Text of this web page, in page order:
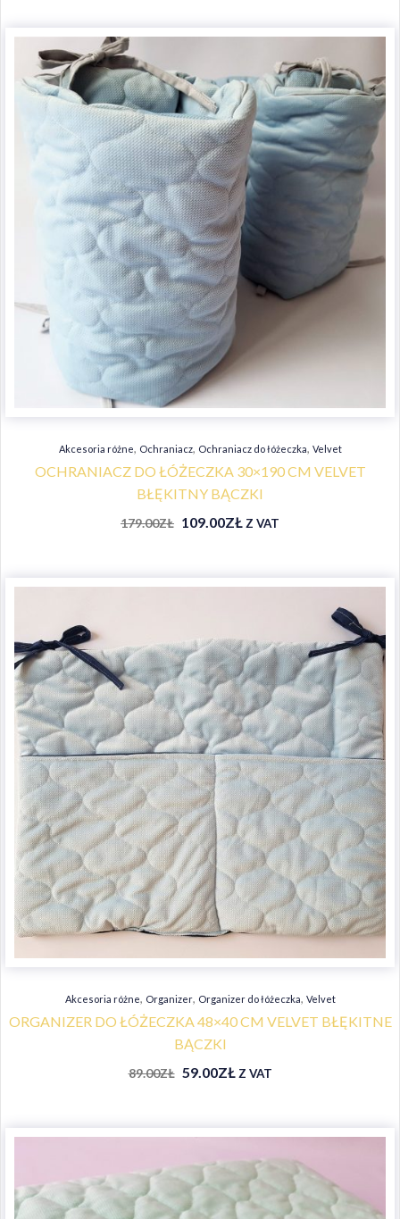
Akcesoria różne, Ochraniacz, Ochraniacz do łóżeczka, Velvet
OCHRANIACZ DO ŁÓŻECZKA 30×190 CM VELVET
BŁĘKITNY BĄCZKI
179.00ZŁ 109.00ZŁ Z VAT
Akcesoria różne, Organizer, Organizer do łóżeczka, Velvet
ORGANIZER DO ŁÓŻECZKA 48×40 CM VELVET BŁĘKITNE
BĄCZKI
89.00ZŁ 59.00ZŁ Z VAT